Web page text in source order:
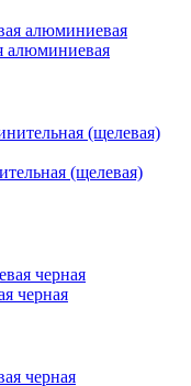
алюминиевая
(щелевая)
черная